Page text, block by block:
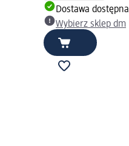
Dostawa dostępna
Wybierz sklep dm